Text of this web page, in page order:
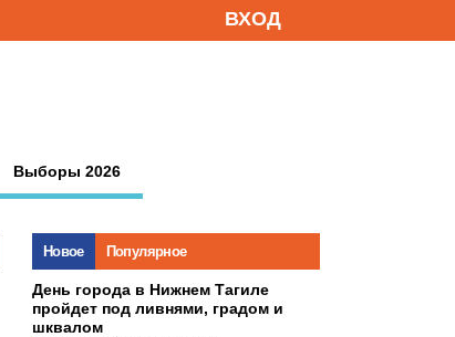
ВХОД
Выборы 2026
Новое Популярное
День города в Нижнем Тагиле
пройдет под ливнями, градом и
шквалом